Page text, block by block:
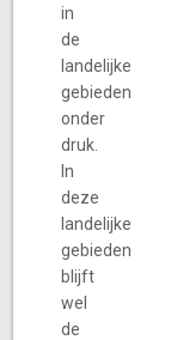
in
de
landelijke
gebieden
onder
druk.
In
deze
landelijke
gebieden
blijft
wel
de